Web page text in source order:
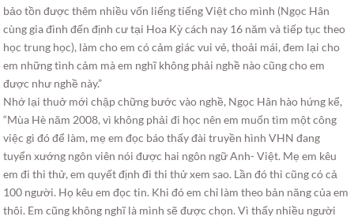
bảo tồn được thêm nhiều vốn liếng tiếng Việt cho mình (Ngọc Hân
cùng gia đình đến định cư tại Hoa Kỳ cách nay 16 năm và tiếp tục theo
học trung học), làm cho em có cảm giác vui vẻ, thoải mái, đem lại cho
em những tình cảm mà em nghĩ không phải nghề nào cũng cho em
được như nghề này.”
Nhớ lại thuở mới chập chững bước vào nghề, Ngọc Hân hào hứng kể,
“Mùa Hè năm 2008, vì không phải đi học nên em muốn tìm một công
việc gì đó để làm, mẹ em đọc báo thấy đài truyền hình VHN đang
tuyển xướng ngôn viên nói được hai ngôn ngữ Anh- Việt. Mẹ em kêu
em đi thi thử, em quyết định đi thi thử xem sao. Lần đó thi cũng có cả
100 người. Họ kêu em đọc tin. Khi đó em chỉ làm theo bản năng của em
thôi. Em cũng không nghĩ là mình sẽ được chọn. Vì thấy nhiều người